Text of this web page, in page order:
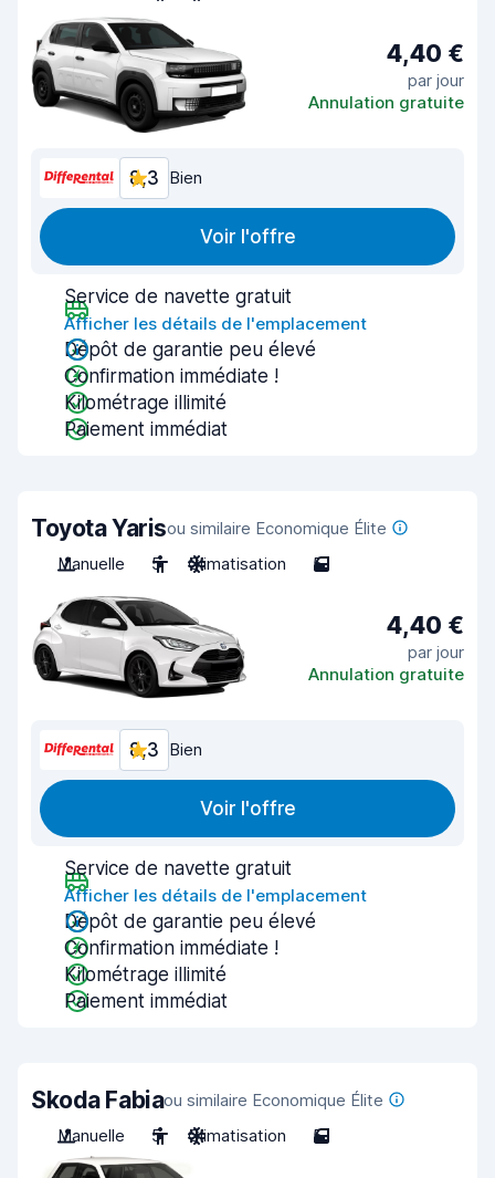
4,40 €
par jour
Annulation gratuite
8,3 Bien
Voir l'offre
Service de navette gratuit
Afficher les détails de l'emplacement
Dépôt de garantie peu élevé
Confirmation immédiate !
Kilométrage illimité
Paiement immédiat
Toyota Yarisou similaire Economique Élite
Manuelle
5 Climatisation 5
4,40 €
par jour
Annulation gratuite
8,3 Bien
Voir l'offre
Service de navette gratuit
Afficher les détails de l'emplacement
Dépôt de garantie peu élevé
Confirmation immédiate !
Kilométrage illimité
Paiement immédiat
Skoda Fabiaou similaire Economique Élite
Manuelle
5 Climatisation 5